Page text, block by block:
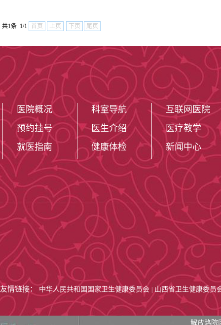
职248人次，山
级人选16人，
领军人才3人，
拔尖人才20人
医院编制床
共1条 1/1 首页 上页 下页 尾页
医院概况
预约挂号
就医指南
科室导航
医生介绍
健康体检
互联网医院
医疗教学
新闻中心
友情链接： 中华人民共和国国家卫生健康委员会 山西省卫生健康委员
解放路